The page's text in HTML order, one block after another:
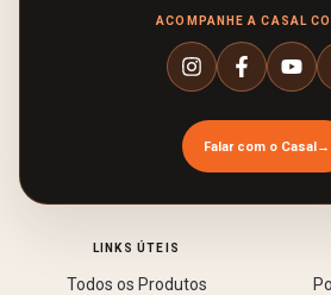
ACOMPANHE A CASAL
Falar com o Casal→
LINKS ÚTEIS
Todos os Produtos